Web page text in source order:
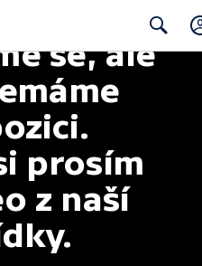
Search
se, ale
prosím
z naší